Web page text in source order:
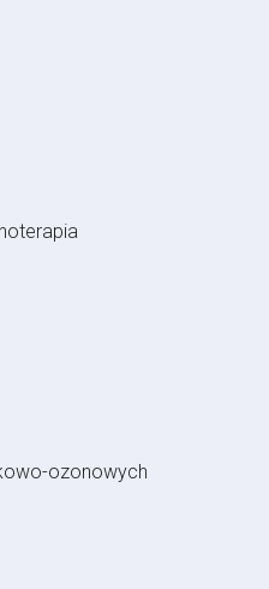
ozonowych